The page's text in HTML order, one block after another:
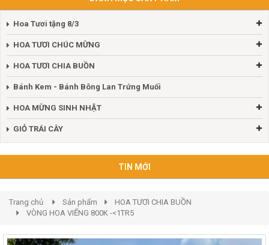
Hoa Tươi tặng 8/3
HOA TƯƠI CHÚC MỪNG
HOA TƯƠI CHIA BUỒN
Bánh Kem - Bánh Bông Lan Trứng Muối
HOA MỪNG SINH NHẬT
GIỎ TRÁI CÂY
TIN MỚI
Trang chủ Sản phẩm
HOA TƯƠI CHIA BUỒN
VÒNG HOA VIẾNG 800K -<1TR5